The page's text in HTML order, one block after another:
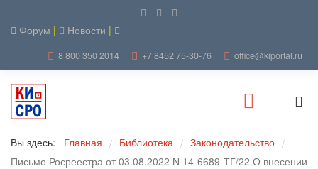
Форум | Новости |
8 800 350 2014 +7 8452 75-30-76 office@kiportal.ru
Вы здесь: Главная / Библиотека / Законодательство /
Письмо Росреестра от 03.08.2022 N 14-6689-ТГ/22 О внесении